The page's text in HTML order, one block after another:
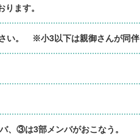
ます。
い。 ※小3以下は親御さんが同伴
③は3部メンバがおこなう。